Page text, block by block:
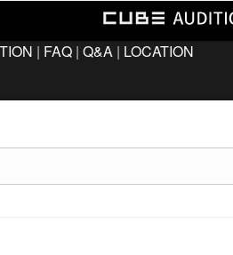
| FAQ | Q&A | LOCATION